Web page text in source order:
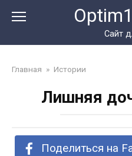
Сайт
Главная » Истории
Лишняя
Поделиться на